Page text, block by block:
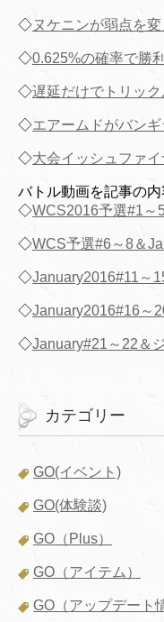
◇ヌケニンが弱点を
◇0.625%の確率で勝
◇遅延だけでトリッ
◇エアームドがバン
◇大会イッシュファ
バトル動画を記事の
◇WCS2016予選#1～
◇WCS予選#6～8＆
◇January2016#11～
◇January2016#16～
◇January#21～22＆
カテゴリー
GO(イベント)
GO(体験談)
GO（Plus）
GO（アイテム）
GO（アップデート